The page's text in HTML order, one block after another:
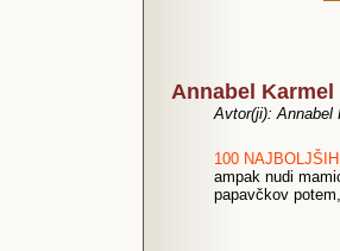
Annabel Karmel
Avtor(ji): Annabel
100
ampak nudi
papavčkov